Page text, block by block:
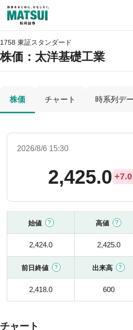
1758 東証スタンダード
株価 ：太洋基礎工業
株価 チャート 時系列デ
2026/8/6 15:30
2,425.0 +7.0
始値 高値
2,424.0 2,425.0
前日終値 出来高
2,418.0 600
チャート